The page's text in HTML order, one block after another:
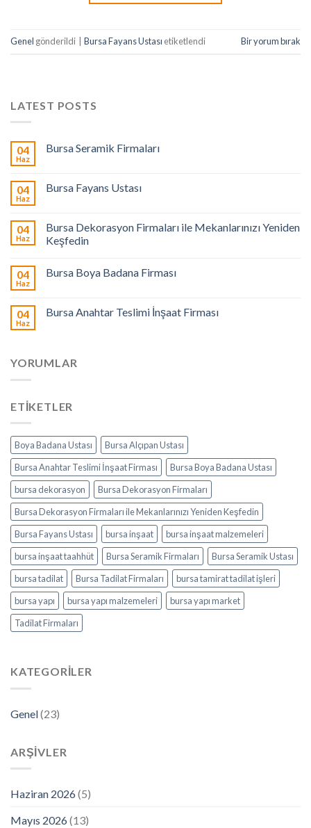
Genel gönderildi Bursa Fayans Ustası etiketlendi Bir yorum bırak
LATEST POSTS
04
Haz
Bursa Seramik Firmaları
04
Haz
Bursa Fayans Ustası
04
Haz
Bursa Dekorasyon Firmaları ile Mekanlarınızı Yeniden
Keşfedin
04
Haz
Bursa Boya Badana Firması
04
Haz
Bursa Anahtar Teslimi İnşaat Firması
YORUMLAR
ETIKETLER
Boya Badana Ustası
Bursa Alçıpan Ustası
Bursa Anahtar Teslimi İnşaat Firması
Bursa Boya Badana Ustası
bursa dekorasyon
Bursa Dekorasyon Firmaları
Bursa Dekorasyon Firmaları ile Mekanlarınızı Yeniden Keşfedin
Bursa Fayans Ustası
bursa inşaat
bursa inşaat malzemeleri
bursa inşaat taahhüt
Bursa Seramik Firmaları
Bursa Seramik Ustası
bursa tadilat
Bursa Tadilat Firmaları
bursa tamirat tadilat işleri
bursa yapı
bursa yapı malzemeleri
bursa yapı market
Tadilat Firmaları
KATEGORILER
Genel(23)
ARŞIVLER
Haziran 2026(5)
Mayıs 2026(13)